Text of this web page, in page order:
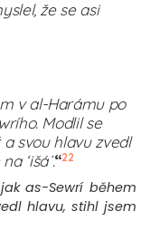
že se asi
v al-Harámu po
Modlil se
svou hlavu zvedl
‘išá´.“22
as-Sewrí během
hlavu, stihl jsem